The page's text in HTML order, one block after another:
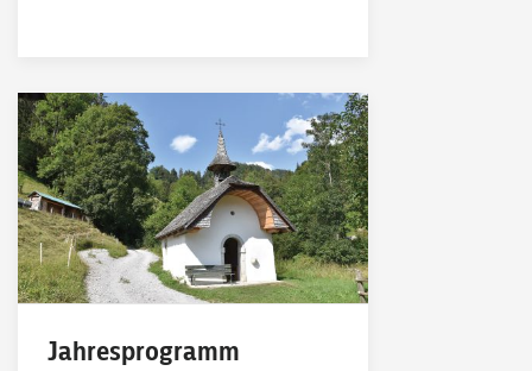
Jahresprogramm